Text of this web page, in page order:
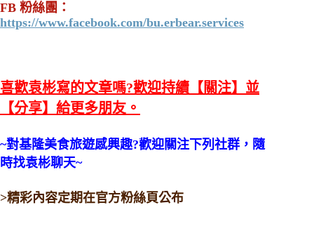
FB 粉絲團：
https://www.facebook.com/bu.erbear.services
喜歡袁彬寫的文章嗎?歡迎持續【關注】並
【分享】給更多朋友。
~對基隆美食旅遊感興趣?歡迎關注下列社群，隨
時找袁彬聊天~
>精彩內容定期在官方粉絲頁公布